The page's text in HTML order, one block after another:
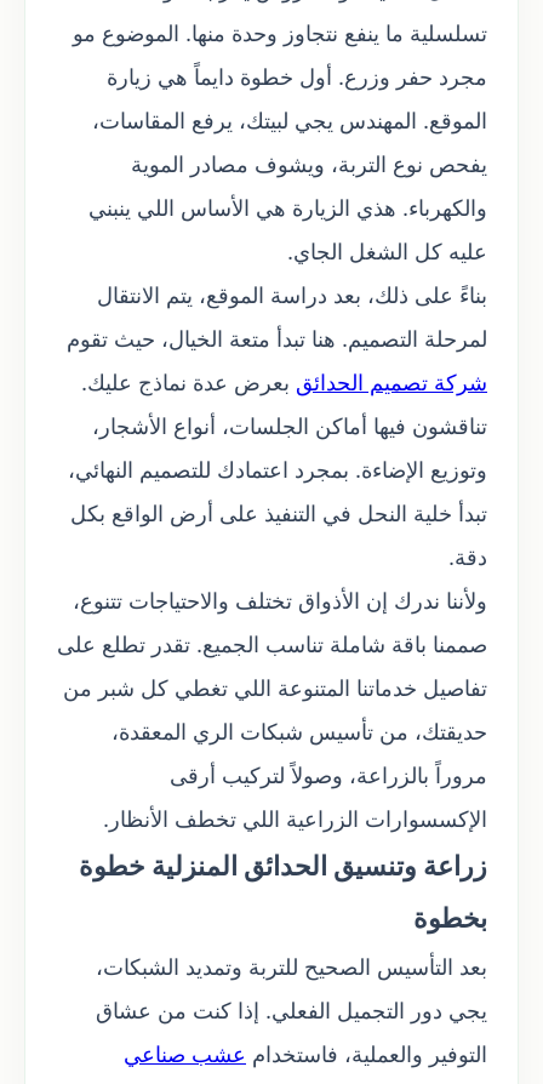
تسلسلية ما ينفع نتجاوز وحدة منها. الموضوع مو
مجرد حفر وزرع. أول خطوة دايماً هي زيارة
الموقع. المهندس يجي لبيتك، يرفع المقاسات،
يفحص نوع التربة، ويشوف مصادر الموية
والكهرباء. هذي الزيارة هي الأساس اللي ينبني
عليه كل الشغل الجاي.
بناءً على ذلك، بعد دراسة الموقع، يتم الانتقال
لمرحلة التصميم. هنا تبدأ متعة الخيال، حيث تقوم
شركة تصميم الحدائق بعرض عدة نماذج عليك.
تناقشون فيها أماكن الجلسات، أنواع الأشجار،
وتوزيع الإضاءة. بمجرد اعتمادك للتصميم النهائي،
تبدأ خلية النحل في التنفيذ على أرض الواقع بكل
دقة.
ولأننا ندرك إن الأذواق تختلف والاحتياجات تتنوع،
صممنا باقة شاملة تناسب الجميع. تقدر تطلع على
تفاصيل خدماتنا المتنوعة اللي تغطي كل شبر من
حديقتك، من تأسيس شبكات الري المعقدة،
مروراً بالزراعة، وصولاً لتركيب أرقى
الإكسسوارات الزراعية اللي تخطف الأنظار.
زراعة وتنسيق الحدائق المنزلية خطوة
بخطوة
بعد التأسيس الصحيح للتربة وتمديد الشبكات،
يجي دور التجميل الفعلي. إذا كنت من عشاق
التوفير والعملية، فاستخدام عشب صناعي